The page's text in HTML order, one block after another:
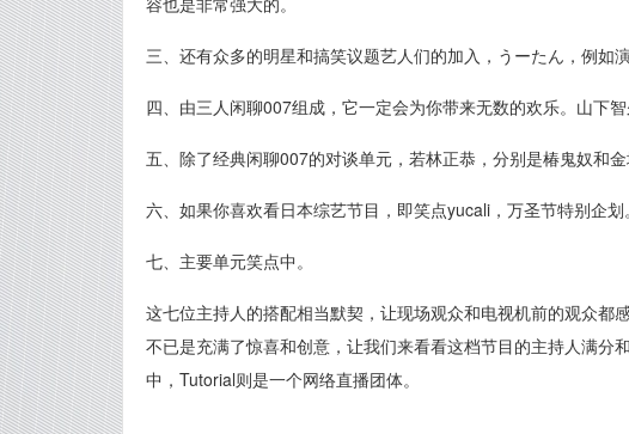
三、还有众多的明星和搞笑议题艺人们的加入，うーたん，例如
四、由三人闲聊007组成，它一定会为你带来无数的欢乐。山下智
五、除了经典闲聊007的对谈单元，若林正恭，分别是椿鬼奴和金
六、如果你喜欢看日本综艺节目，即笑点yucali，万圣节特别企划。
七、主要单元笑点中。
这七位主持人的搭配相当默契，让现场观众和电视机前的观众都
不已是充满了惊喜和创意，让我们来看看这档节目的主持人满分
中，Tutorial则是一个网络直播团体。